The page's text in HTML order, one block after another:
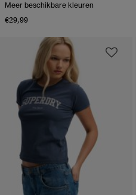
Meer beschikbare kleuren
€29,99